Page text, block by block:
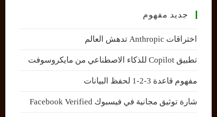
جديد مفهوم
اختراقات Anthropic تدهش العالم
تطبيق Copilot للذكاء الاصطناعي من مايكروسوفت
مفهوم قاعدة 3-2-1 لحفظ البيانات
شارة توثيق مجانية في فيسبوك Facebook Verified